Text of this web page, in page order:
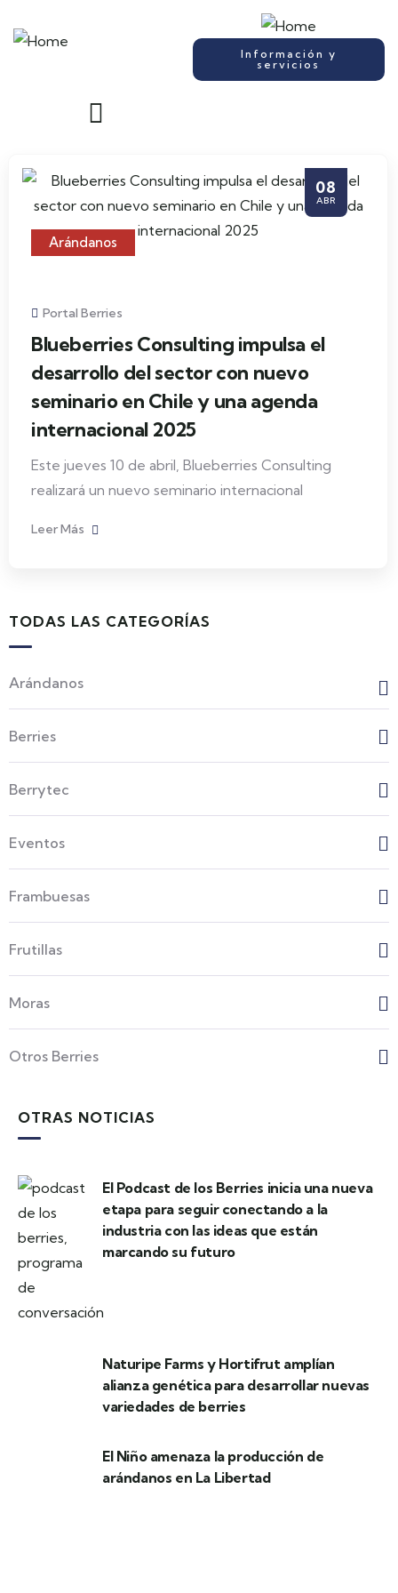
Información y
servicios
08
ABR
Arándanos
Portal Berries
Blueberries Consulting impulsa el
desarrollo del sector con nuevo
seminario en Chile y una agenda
internacional 2025
Este jueves 10 de abril, Blueberries Consulting
realizará un nuevo seminario internacional
Leer Más
TODAS LAS CATEGORÍAS
Arándanos
Berries
Berrytec
Eventos
Frambuesas
Frutillas
Moras
Otros Berries
OTRAS NOTICIAS
El Podcast de los Berries inicia una nueva
etapa para seguir conectando a la
industria con las ideas que están
marcando su futuro
Naturipe Farms y Hortifrut amplían
alianza genética para desarrollar nuevas
variedades de berries
El Niño amenaza la producción de
arándanos en La Libertad